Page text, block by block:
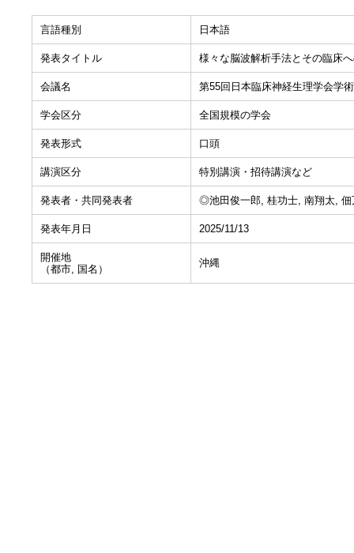
言語種別 日本語
発表タイトル 様々な脳波解析手法とその臨床
会議名 第55回日本臨床神経生理学会学
学会区分 全国規模の学会
発表形式 口頭
講演区分 特別講演・招待講演など
発表者・共同発表者 ◎池田俊一郎, 桂功士, 南翔太,
発表年月日 2025/11/13
開催地
（都市, 国名）
沖縄